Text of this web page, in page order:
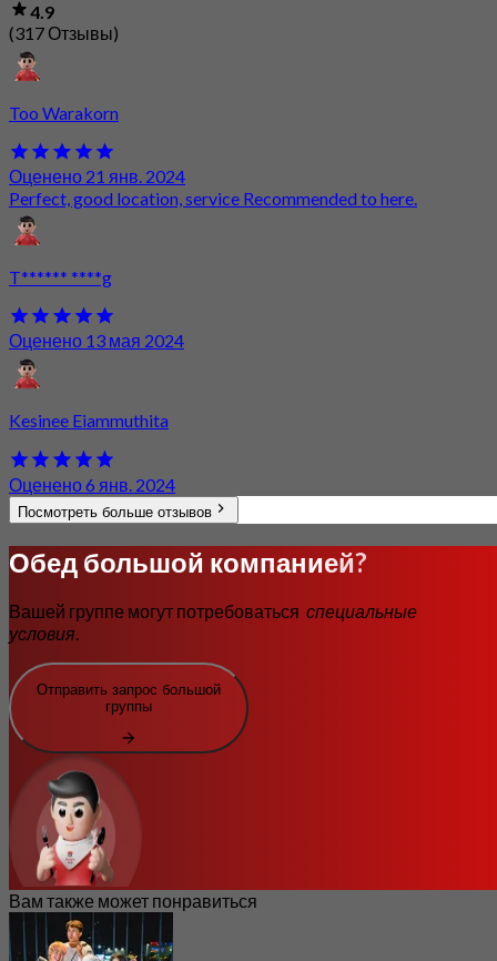
4.9
(317 Отзывы)
Too Warakorn
Оценено 21 янв. 2024
Perfect, good location, service Recommended to here.
T****** ****g
Оценено 13 мая 2024
Kesinee Eiammuthita
Оценено 6 янв. 2024
Посмотреть больше отзывов
Обед большой компанией?
Вашей группе могут потребоваться специальные
условия.
Отправить запрос большой
группы
Вам также может понравиться